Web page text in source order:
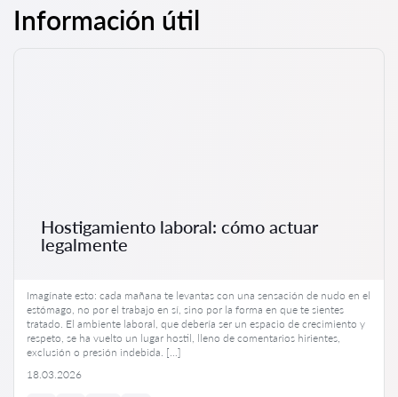
Información útil
Hostigamiento laboral: cómo actuar
legalmente
Imagínate esto: cada mañana te levantas con una sensación de nudo en el
estómago, no por el trabajo en sí, sino por la forma en que te sientes
tratado. El ambiente laboral, que debería ser un espacio de crecimiento y
respeto, se ha vuelto un lugar hostil, lleno de comentarios hirientes,
exclusión o presión indebida. […]
18.03.2026